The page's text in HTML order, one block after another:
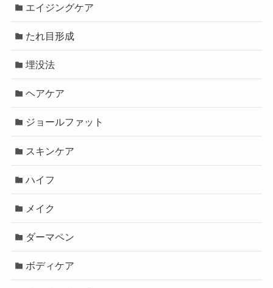
エイジングケア
たれ目形成
埋没法
ヘアケア
ジョールファット
スキンケア
ハイフ
メイク
ダーマペン
ボディケア